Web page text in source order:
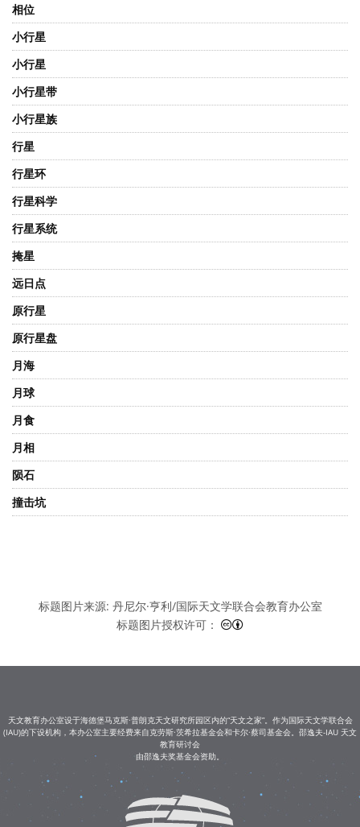
相位
小行星
小行星
小行星带
小行星族
行星
行星环
行星科学
行星系统
掩星
远日点
原行星
原行星盘
月海
月球
月食
月相
陨石
撞击坑
标题图片来源: 丹尼尔·亨利/国际天文学联合会教育办公室
标题图片授权许可：
知识共享许可协议 署
天文教育办公室设于海德堡马克斯·普朗克天文研究所园区内的“天文之家”。作为国际天文学联合会
(IAU)的下设机构，本办公室主要经费来自克劳斯·茨希拉基金会和卡尔·蔡司基金会。邵逸夫-IAU 天文
教育研讨会
由邵逸夫奖基金会资助。